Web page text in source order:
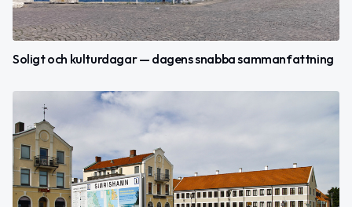
Soligt och kulturdagar — dagens snabba sammanfattning